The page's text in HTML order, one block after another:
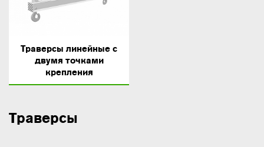
Траверсы линейные с
двумя точками
крепления
Траверсы